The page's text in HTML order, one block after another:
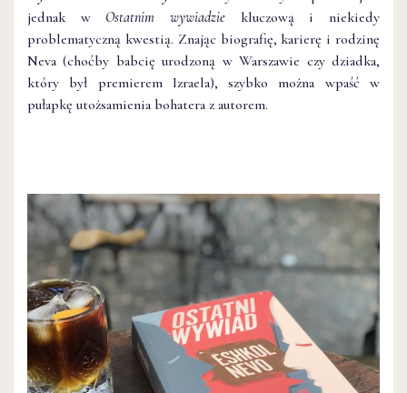
jednak w Ostatnim wywiadzie kluczową i niekiedy
problematyczną kwestią. Znając biografię, karierę i rodzinę
Neva (choćby babcię urodzoną w Warszawie czy dziadka,
który był premierem Izraela), szybko można wpaść w
pułapkę utożsamienia bohatera z autorem.